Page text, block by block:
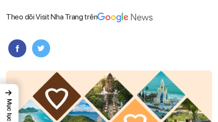
Theo dõi Visit Nha Trang trên
→
Mục lục